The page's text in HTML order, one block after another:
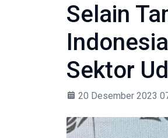
Selain
Sektor
20 Desember 2023